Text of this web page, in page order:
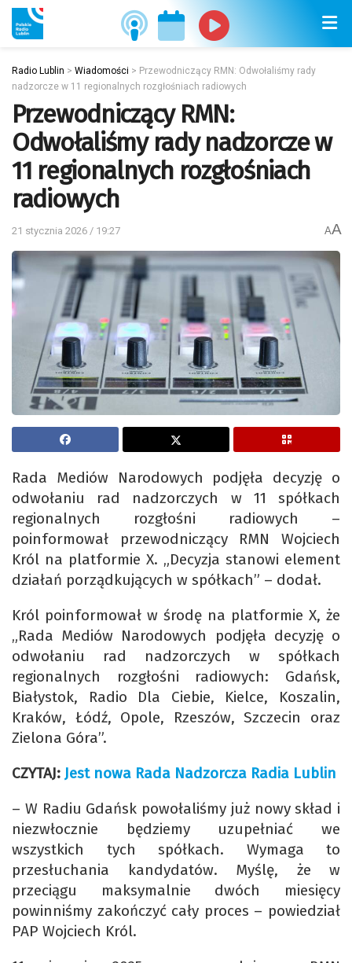
Radio Lublin > Wiadomości > Przewodniczący RMN: Odwołaliśmy rady
nadzorcze w 11 regionalnych rozgłośniach radiowych
Przewodniczący RMN:
Odwołaliśmy rady nadzorcze w
11 regionalnych rozgłośniach
radiowych
21 stycznia 2026 / 19:27 AA
Rada Mediów Narodowych podjęła decyzję o
odwołaniu rad nadzorczych w 11 spółkach
regionalnych rozgłośni radiowych –
poinformował przewodniczący RMN Wojciech
Król na platformie X. „Decyzja stanowi element
działań porządkujących w spółkach” – dodał.
Król poinformował w środę na platformie X, że
„Rada Mediów Narodowych podjęła decyzję o
odwołaniu rad nadzorczych w spółkach
regionalnych rozgłośni radiowych: Gdańsk,
Białystok, Radio Dla Ciebie, Kielce, Koszalin,
Kraków, Łódź, Opole, Rzeszów, Szczecin oraz
Zielona Góra”.
CZYTAJ: Jest nowa Rada Nadzorcza Radia Lublin
– W Radiu Gdańsk powołaliśmy już nowy skład i
niezwłocznie będziemy uzupełniać we
wszystkich tych spółkach. Wymaga to
przesłuchania kandydatów. Myślę, że w
przeciągu maksymalnie dwóch miesięcy
powinniśmy zakończyć cały proces – powiedział
PAP Wojciech Król.